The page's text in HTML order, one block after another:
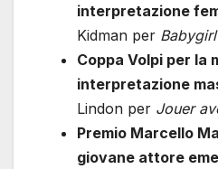
interpretazione
Kidman per Babygirl
Coppa Volpi per la
interpretazione
Lindon per Jouer
Premio Marcello
giovane attore